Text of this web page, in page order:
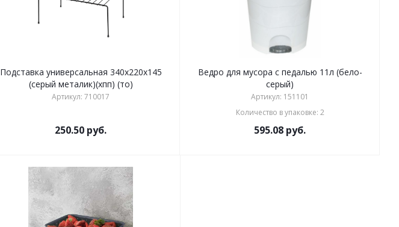
Подставка универсальная 340х220х145
(серый металик)(хпп) (то)
Артикул: 710017
250.50 руб.
Ведро для мусора с педалью 11л (бело-
серый)
Артикул: 151101
Количество в упаковке: 2
595.08 руб.